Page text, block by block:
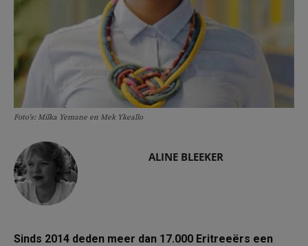
Foto's: Milka Yemane en Mek Ykeallo
ALINE BLEEKER
Sinds 2014 deden meer dan 17.000 Eritreeërs een